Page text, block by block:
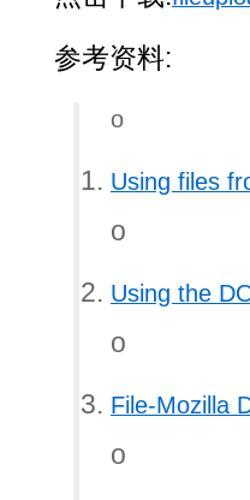
参考资料:
o
Using files
o
Using the
o
File-Mozilla
o